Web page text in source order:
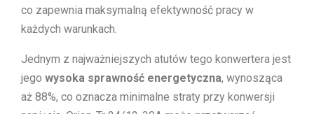
co zapewnia maksymalną efektywność pracy w
każdych warunkach.
Jednym z najważniejszych atutów tego konwertera jest
jego wysoka sprawność energetyczna, wynosząca
aż 88%, co oznacza minimalne straty przy konwersji